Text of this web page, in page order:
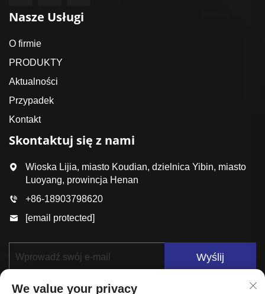
Nasze Usługi
O firmie
PRODUKTY
Aktualności
Przypadek
Kontakt
Skontaktuj się z nami
Wioska Lijia, miasto Koudian, dzielnica Yibin, miasto
Luoyang, prowincja Henan
+86-18903798620
[email protected]
Wyślij
We value your privacy